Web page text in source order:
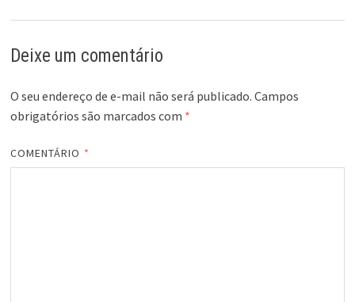
Deixe um comentário
O seu endereço de e-mail não será publicado. Campos
obrigatórios são marcados com *
COMENTÁRIO *